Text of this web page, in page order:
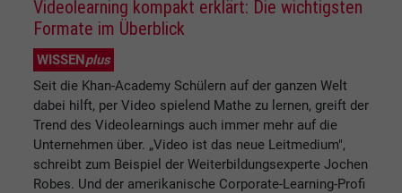
Videolearning kompakt erklärt: Die wichtigsten
Formate im Überblick
WISSENplus
Seit die Khan-Academy Schülern auf der ganzen Welt
dabei hilft, per Video spielend Mathe zu lernen, greift der
Trend des Videolearnings auch immer mehr auf die
Unternehmen über. „Video ist das neue Leitmedium",
schreibt zum Beispiel der Weiterbildungsexperte Jochen
Robes. Und der amerikanische Corporate-Learning-Profi